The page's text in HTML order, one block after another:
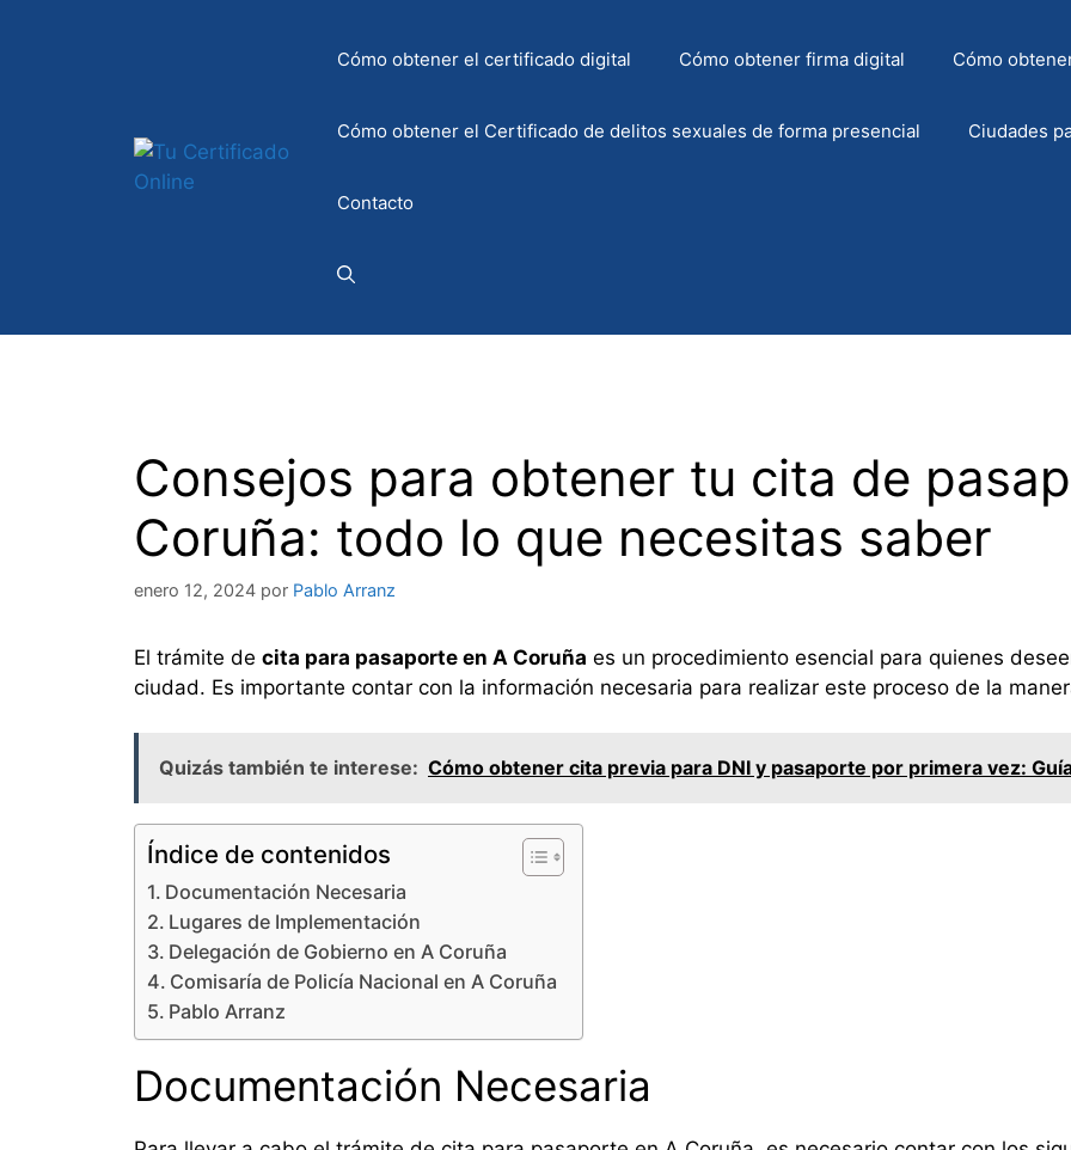
Cómo obtener el certificado digital Cómo obtener firma digital Cómo
Cómo obtener el Certificado de delitos sexuales de forma presencial Ciudades
Contacto
Consejos para obtener tu cita de
Coruña: todo lo que necesitas saber
enero 12, 2024 por Pablo Arranz
El trámite de cita para pasaporte en A Coruña es un procedimiento esencial para quienes
ciudad. Es importante contar con la información necesaria para realizar este proceso de la
Quizás también te interese: Cómo obtener cita previa para DNI y pasaporte por primera vez:
Índice de contenidos
Documentación Necesaria
Lugares de Implementación
Delegación de Gobierno en A Coruña
Comisaría de Policía Nacional en A Coruña
Pablo Arranz
Documentación Necesaria